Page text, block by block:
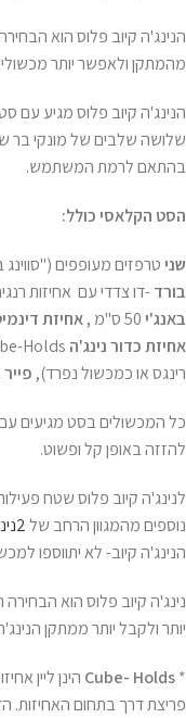
הנינג'ה קיוב פלוס הוא
מהמתקן ולאפשר יותר
הנינג'ה קיוב פלוס מגיע עם
שלושה שלבים של מונקי בר
בהתאם לרמת המשתמש.
הסט הקלאסי כולל:
שני טרפזים מעופפים
בורד-דו צדדי עם אחיזות רנגים
באנג'י 50 ס"מ , אחיזת
אחיזתכדור נינג'ה
רינגס או כמכשול נפרד), פייר
כל המכשולים בסט מגיעים עם
להזזה באופן קל ופשוט.
לנינג'ה קיוב פלוס שטח
נוספים מהמגוון הרחב של
הנינג'ה קיוב- לא יתווספו
נינג'ה קיוב פלוס הוא הבחירה
יותר ולקבל יותר ממתקן
*
Cube- Holds הינן ליין
פריצת דרך בתחום האחיזות.